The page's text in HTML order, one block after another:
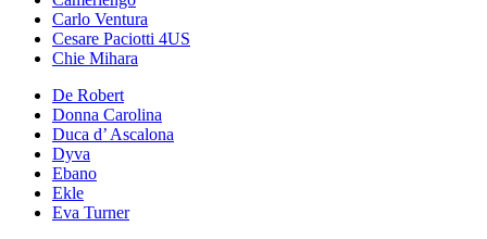
Carlo Ventura
Cesare Paciotti 4US
Chie Mihara
De Robert
Donna Carolina
Duca d’ Ascalona
Dyva
Ebano
Ekle
Eva Turner